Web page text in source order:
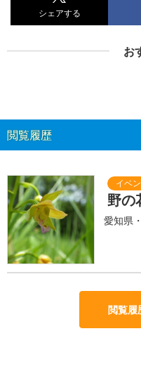
シェアする
お
閲覧履歴
野の
愛知県
閲覧履